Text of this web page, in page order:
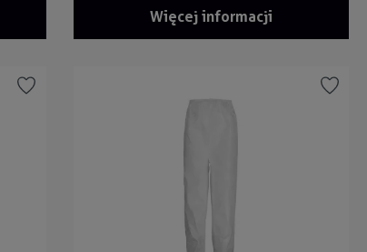
Więcej informacji